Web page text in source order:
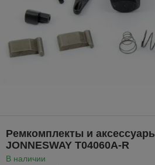
Ремкомплекты и
JONNESWAY T04060A-R
В наличии